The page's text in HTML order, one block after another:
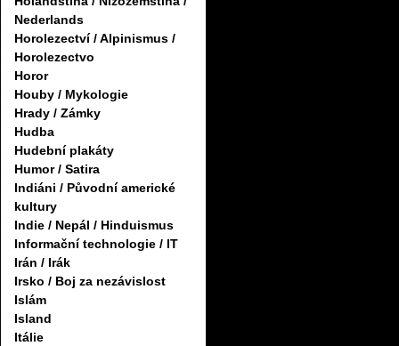
Nederlands
Horolezectví / Alpinismus /
Horolezectvo
Horor
Houby / Mykologie
Hrady / Zámky
Hudba
Hudební plakáty
Humor / Satira
Indiáni / Původní americké
kultury
Indie / Nepál / Hinduismus
Informační technologie / IT
Irán / Irák
Irsko / Boj za nezávislost
Islám
Island
Itálie